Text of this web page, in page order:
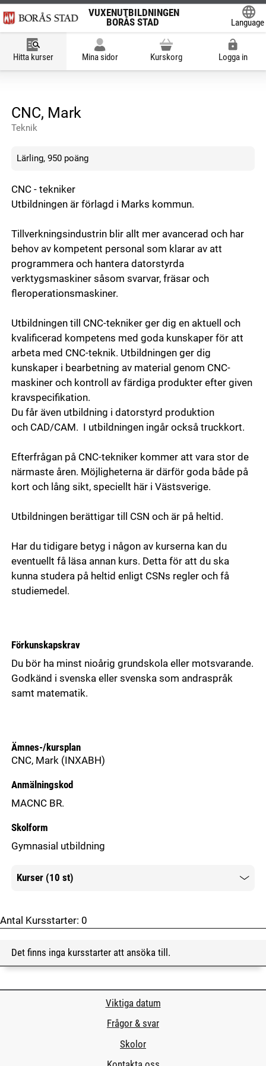
VUXENUTBILDNINGEN
BORÅS STAD
Language
Hitta kurser Mina sidor Kurskorg Logga in
CNC, Mark
Teknik
Lärling, 950 poäng
CNC - tekniker
Utbildningen är förlagd i Marks kommun.
Tillverkningsindustrin blir allt mer avancerad och har
behov av kompetent personal som klarar av att
programmera och hantera datorstyrda
verktygsmaskiner såsom svarvar, fräsar och
fleroperationsmaskiner.
Utbildningen till CNC-tekniker ger dig en aktuell och
kvalificerad kompetens med goda kunskaper för att
arbeta med CNC-teknik. Utbildningen ger dig
kunskaper i bearbetning av material genom CNC-
maskiner och kontroll av färdiga produkter efter given
kravspecifikation.
Du får även utbildning i datorstyrd produktion
och CAD/CAM. I utbildningen ingår också truckkort.
Efterfrågan på CNC-tekniker kommer att vara stor de
närmaste åren. Möjligheterna är därför goda både på
kort och lång sikt, speciellt här i Västsverige.
Utbildningen berättigar till CSN och är på heltid.
Har du tidigare betyg i någon av kurserna kan du
eventuellt få läsa annan kurs. Detta för att du ska
kunna studera på heltid enligt CSNs regler och få
studiemedel.
Förkunskapskrav
Du bör ha minst nioårig grundskola eller motsvarande.
Godkänd i svenska eller svenska som andraspråk
samt matematik.
Ämnes-/kursplan
CNC, Mark (INXABH)
Anmälningskod
MACNC BR.
Skolform
Gymnasial utbildning
Kurser (10 st)
Mer information
Antal Kursstarter: 0
Det finns inga kursstarter att ansöka till.
Viktiga datum
Frågor & svar
Skolor